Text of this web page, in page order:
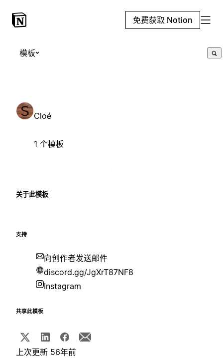
免费获取 Notion
模板
Cloé
1 个模板
关于此模板
支持
向创作者发送邮件
discord.gg/JgXrT87NF8
Instagram
共享此模板
上次更新 56年前